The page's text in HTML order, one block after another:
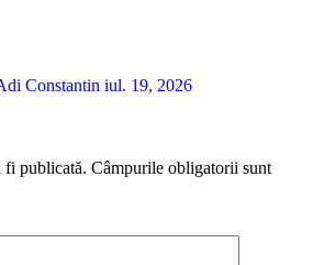
Constantin iul. 19, 2026
fi publicată. Câmpurile obligatorii sunt